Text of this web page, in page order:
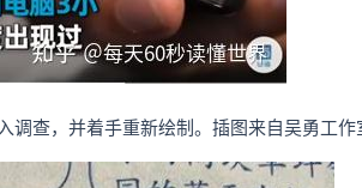
查，并着手重新绘制。插图来自吴勇工作